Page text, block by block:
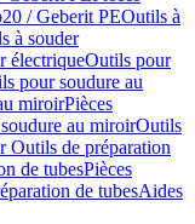
/ Geberit PEOutils à
à souder
électriqueOutils pour
pour soudure au
miroirPièces
au miroirOutils
Outils de préparation
de tubesPièces
de tubesAides